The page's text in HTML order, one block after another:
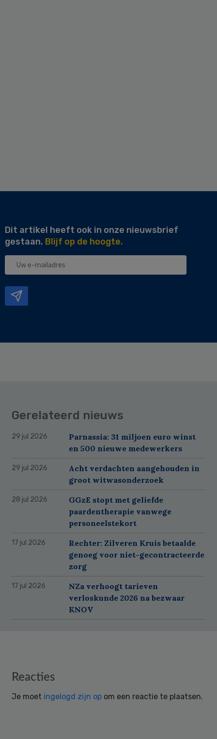
Dit artikel heeft ook in onze nieuwsbrief
gestaan. Blijf op de hoogte.
Uw
Gerelateerd nieuws
29 jul 2026
Parnassia: 31 miljoen euro winst
en 500 nieuwe medewerkers
29 jul 2026
Acht verdachten aangehouden in
groot witwasonderzoek
28 jul 2026
GGzE stopt met geliefde
paardentherapie vanwege
personeelstekort
17 jul 2026
Rechter: Zilveren Kruis betaalde
genoeg voor niet-gecontracteerde
zorg
17 jul 2026
NZa verhoogt tarieven
verloskunde 2026 na bezwaar
KNOV
Reader
Reacties
Je moet ingelogd zijn op om een reactie te plaatsen.